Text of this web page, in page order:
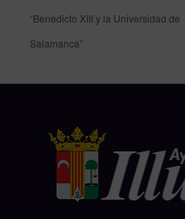
“Benedicto XIII y la Universidad de
Salamanca”